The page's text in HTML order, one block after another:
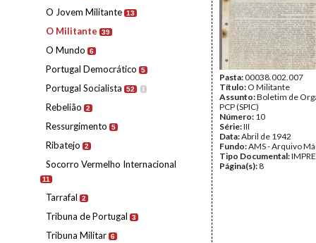
O Jovem Militante 13
O Militante 39
O Mundo 6
Portugal Democrático 5
Portugal Socialista 52 I
Rebelião 2
Ressurgimento 5
Ribatejo 2
Socorro Vermelho Internacional
11
Tarrafal 2
Tribuna de Portugal 3
Tribuna Militar 6
Pasta:00038.002.007
Título: O Militante
Assunto:Boletim de
PCP (SPIC)
Número: 10
Série:III
Data:Abril de 1942
Fundo:AMS - Arquivo
Tipo Documental:
Página(s): 8